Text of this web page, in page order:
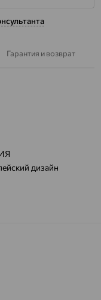
Гарантия и возврат
дизайн